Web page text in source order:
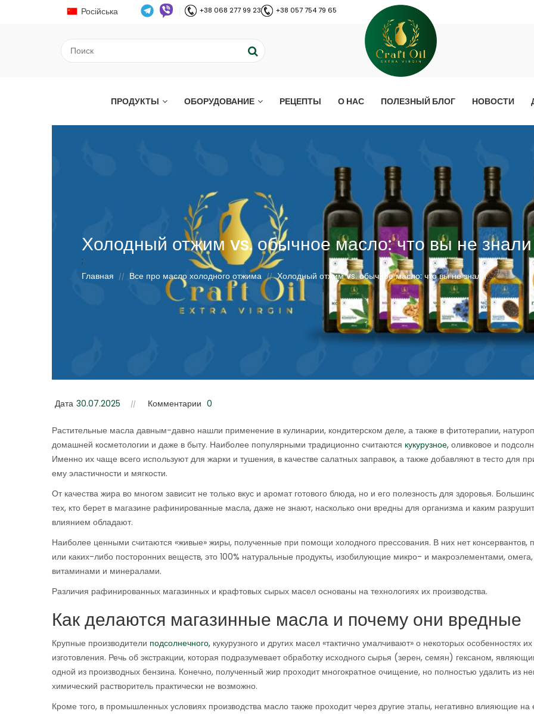
Російська +38 068 277 99 23 +38 057 754 79 65
ПРОДУКТЫ ОБОРУДОВАНИЕ РЕЦЕПТЫ О НАС ПОЛЕЗНЫЙ БЛОГ НОВОСТИ
Холодный отжим vs. обычное масло: что вы не знали
;
Главная
// Все про масло холодного отжима // Холодный отжим vs. обычное масло: что вы не знали
Дата 30.07.2025 Комментарии 0
Растительные масла давным-давно нашли применение в кулинарии, кондитерском деле, а также в фитотерапии,
домашней косметологии и даже в быту. Наиболее популярными традиционно считаются кукурузное, оливковое и
Именно их чаще всего используют для жарки и тушения, в качестве салатных заправок, а также добавляют в тесто для
ему эластичности и мягкости.
От качества жира во многом зависит не только вкус и аромат готового блюда, но и его полезность для здоровья.
тех, кто берет в магазине рафинированные масла, даже не знают, насколько они вредны для организма и каким
влиянием обладают.
Наиболее ценными считаются «живые» жиры, полученные при помощи холодного прессования. В них нет консервантов,
или каких-либо посторонних веществ, это 100% натуральные продукты, изобилующие микро- и макроэлементами, омега,
витаминами и минералами.
Различия рафинированных магазинных и крафтовых сырых масел основаны на технологиях их производства.
Как делаются магазинные масла и почему они вредные
Крупные производители подсолнечного, кукурузного и других масел «тактично умалчивают» о некоторых особенностях их
изготовления. Речь об экстракции, которая подразумевает обработку исходного сырья (зерен, семян) гексаном,
одной из производных бензина. Конечно, полученный жир проходит многократное очищение, но полностью удалить из
химический растворитель практически не возможно.
Кроме того, в промышленных условиях производства масло также проходит через другие этапы, негативно влияющие на